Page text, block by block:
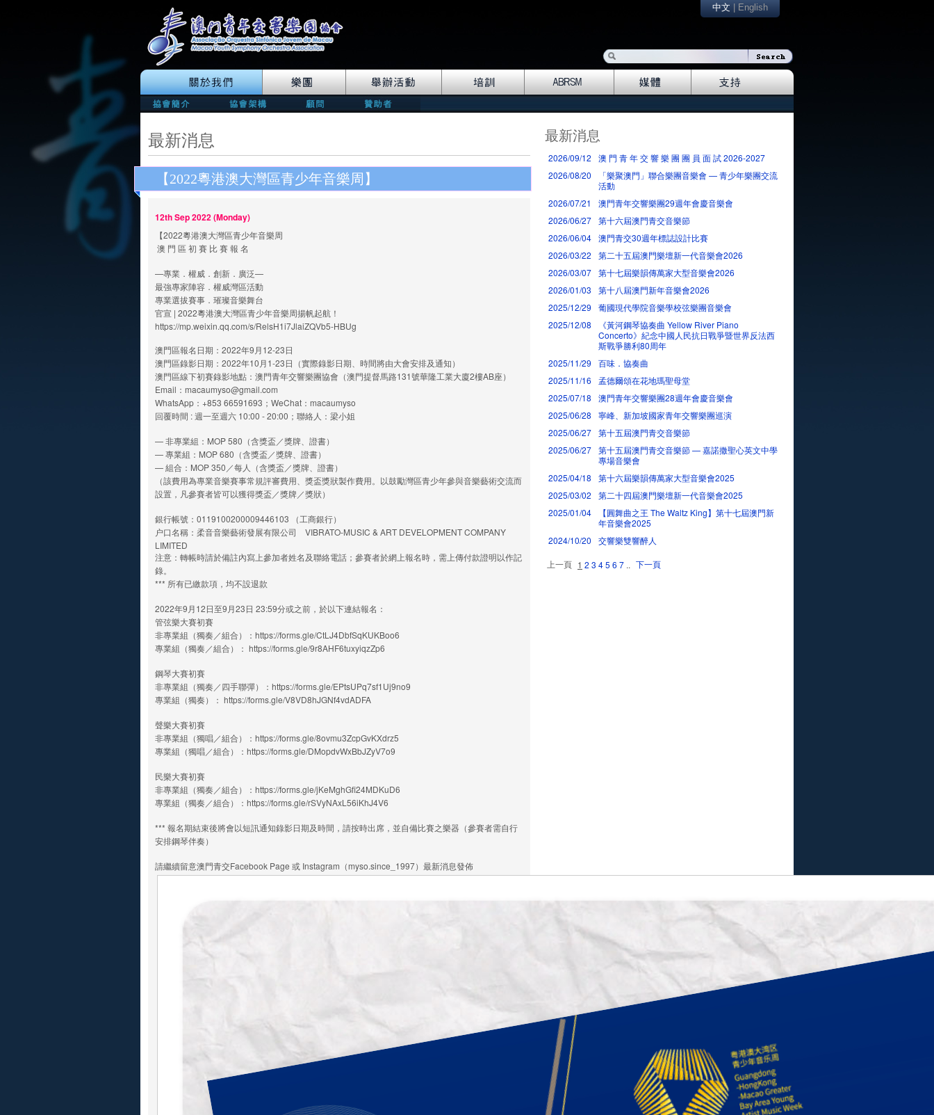
中文 English
最新消息
【2022粵港澳大灣區青少年音樂周】
12th Sep 2022 (Monday)
【2022粵港澳大灣區青少年音樂周
澳 門 區 初 賽 比 賽 報 名
—專業．權威．創新．廣泛—
最強專家陣容．權威灣區活動
專業選拔賽事．璀璨音樂舞台
官宣 | 2022粵港澳大灣區青少年音樂周揚帆起航！
https://mp.weixin.qq.com/s/RelsH1i7JlaiZQVb5-HBUg
澳門區報名日期：2022年9月12-23日
澳門區錄影日期：2022年10月1-23日（實際錄影日期、時間將由大會安排及通知）
澳門區線下初賽錄影地點：澳門青年交響樂團協會（澳門提督馬路131號華隆工業大廈2樓AB座）
Email：macaumyso@gmail.com
WhatsApp：+853 66591693；WeChat：macaumyso
回覆時間 : 週一至週六 10:00 - 20:00；聯絡人：梁小姐
— 非專業組：MOP 580（含獎盃／獎牌、證書）
— 專業組：MOP 680（含獎盃／獎牌、證書）
— 組合：MOP 350／每人（含獎盃／獎牌、證書）
（該費用為專業音樂賽事常規評審費用、獎盃獎狀製作費用。以鼓勵灣區青少年參與音樂藝術交流而
設置，凡參賽者皆可以獲得獎盃／獎牌／獎狀）
銀行帳號：0119100200009446103 （工商銀行）
户口名稱：柔音音樂藝術發展有限公司 VIBRATO-MUSIC & ART DEVELOPMENT COMPANY
LIMITED
注意：轉帳時請於備註內寫上參加者姓名及聯絡電話；參賽者於網上報名時，需上傳付款證明以作記
錄。
*** 所有已繳款項，均不設退款
2022年9月12日至9月23日 23:59分或之前，於以下連結報名：
管弦樂大賽初賽
非專業組（獨奏／組合）：https://forms.gle/CtLJ4DbfSqKUKBoo6
專業組（獨奏／組合）： https://forms.gle/9r8AHF6tuxyiqzZp6
鋼琴大賽初賽
非專業組（獨奏／四手聯彈）：https://forms.gle/EPtsUPq7sf1Uj9no9
專業組（獨奏）： https://forms.gle/V8VD8hJGNf4vdADFA
聲樂大賽初賽
非專業組（獨唱／組合）：https://forms.gle/8ovmu3ZcpGvKXdrz5
專業組（獨唱／組合）：https://forms.gle/DMopdvWxBbJZyV7o9
民樂大賽初賽
非專業組（獨奏／組合）：https://forms.gle/jKeMghGfi24MDKuD6
專業組（獨奏／組合）：https://forms.gle/rSVyNAxL56iKhJ4V6
*** 報名期結束後將會以短訊通知錄影日期及時間，請按時出席，並自備比賽之樂器（參賽者需自行
安排鋼琴伴奏）
請繼續留意澳門青交Facebook Page 或 Instagram（myso.since_1997）最新消息發佈
最新消息
2026/09/12
澳 門 青 年 交 響 樂 團 團 員 面 試 2026-2027
2026/08/20
「樂聚澳門」聯合樂團音樂會 — 青少年樂團交流
活動
2026/07/21
澳門青年交響樂團29週年會慶音樂會
2026/06/27 第十六屆澳門青交音樂節
2026/06/04 澳門青交30週年標誌設計比賽
2026/03/22
第二十五屆澳門樂壇新一代音樂會2026
2026/03/07 第十七屆樂韻傳萬家大型音樂會2026
2026/01/03
第十八屆澳門新年音樂會2026
2025/12/29
葡國現代學院音樂學校弦樂團音樂會
2025/12/08
《黃河鋼琴協奏曲 Yellow River Piano
Concerto》紀念中國人民抗日戰爭暨世界反法西
斯戰爭勝利80周年
2025/11/29
百味．協奏曲
2025/11/16
孟德爾頌在花地瑪聖母堂
2025/07/18
澳門青年交響樂團28週年會慶音樂會
2025/06/28
寧峰、新加坡國家青年交響樂團巡演
2025/06/27 第十五屆澳門青交音樂節
2025/06/27 第十五屆澳門青交音樂節 — 嘉諾撒聖心英文中學
專場音樂會
2025/04/18
第十六屆樂韻傳萬家大型音樂會2025
2025/03/02
第二十四屆澳門樂壇新一代音樂會2025
2025/01/04
【圓舞曲之王 The Waltz King】第十七屆澳門新
年音樂會2025
2024/10/20
交響樂雙響醉人
上一頁 1 2 3 45 6 7 .. 下一頁